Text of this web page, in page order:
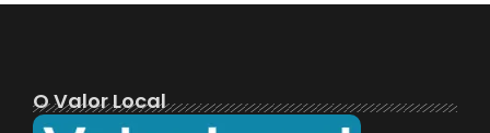
O Valor Local